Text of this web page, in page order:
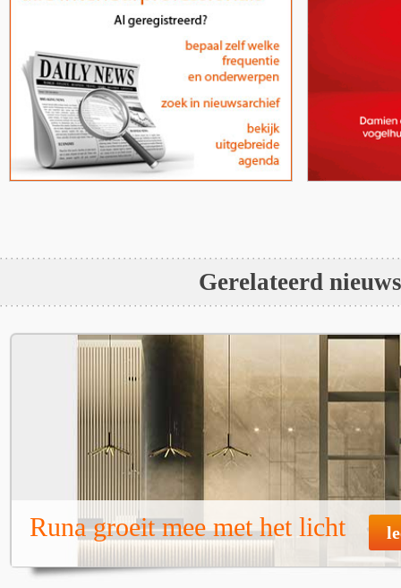
Gerelateerd nieuws
Runa groeit mee met het licht